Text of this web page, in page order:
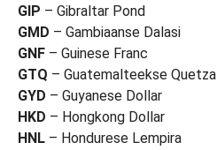
GIP – Gibraltar Pond
GMD – Gambiaanse Dalasi
GNF – Guinese Franc
GTQ – Guatemalteekse Quetzal
GYD – Guyanese Dollar
HKD – Hongkong Dollar
HNL – Hondurese Lempira